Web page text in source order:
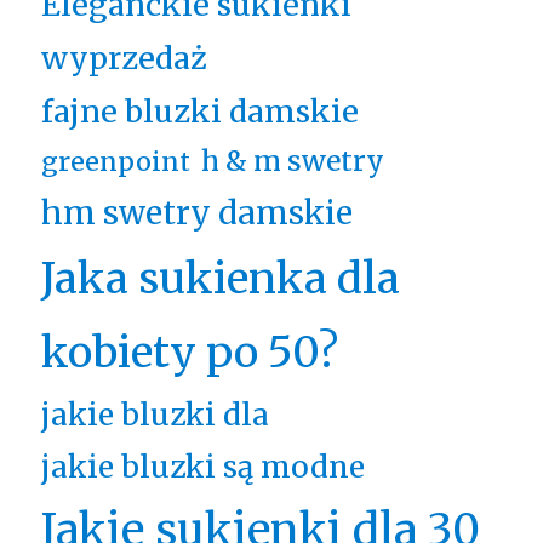
wyprzedaż
fajne bluzki damskie
greenpoint h & m swetry
hm swetry damskie
Jaka sukienka dla
kobiety po 50?
jakie bluzki dla
jakie bluzki są modne
Jakie sukienki dla 30